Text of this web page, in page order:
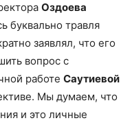
Оздоева
буквально травля
заявлял, что его
вопрос с
работе Саутиевой
Мы думаем, что
и это личные